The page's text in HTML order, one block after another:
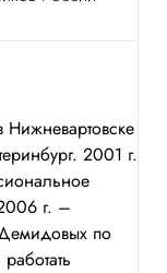
2001 г.
г. –
по